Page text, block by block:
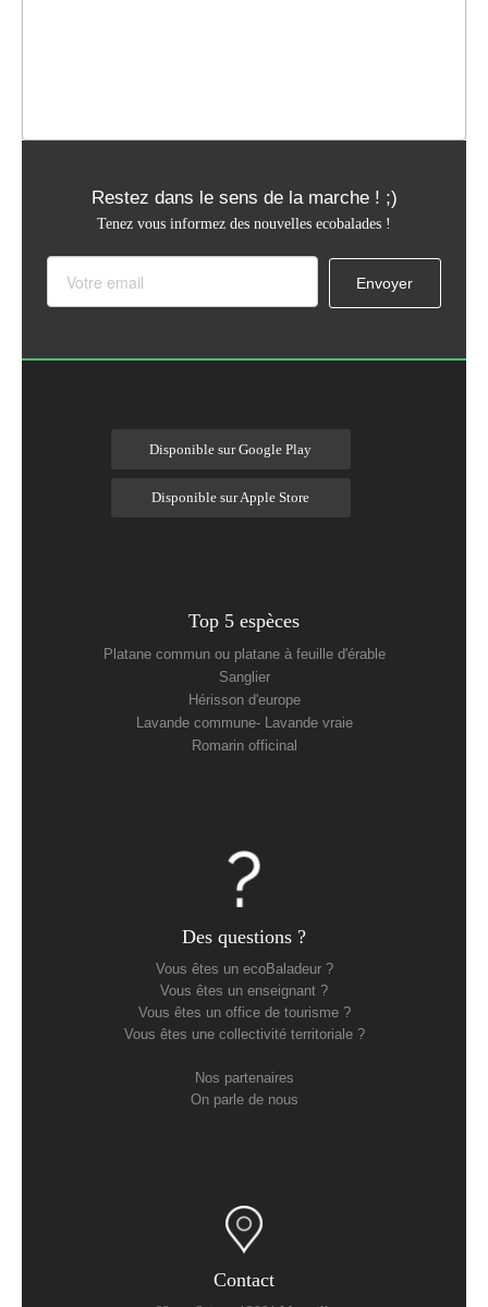
Restez dans le sens de la marche ! ;)
Tenez vous informez des nouvelles ecobalades !
Disponible sur Google Play
Disponible sur Apple Store
Top 5 espèces
Platane commun ou platane à feuille d'érable
Sanglier
Hérisson d'europe
Lavande commune- Lavande vraie
Romarin officinal
Des questions ?
Vous êtes un ecoBaladeur ?
Vous êtes un enseignant ?
Vous êtes un office de tourisme ?
Vous êtes une collectivité territoriale ?
Nos partenaires
On parle de nous
Contact